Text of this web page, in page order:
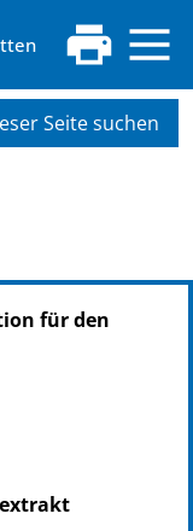
Seite suchen
für den